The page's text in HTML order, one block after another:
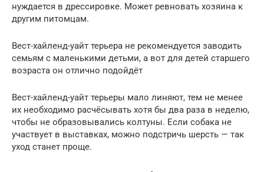
нуждается в дрессировке. Может ревновать хозяина к
другим питомцам.
Вест-хайленд-уайт терьера не рекомендуется заводить
семьям с маленькими детьми, а вот для детей старшего
возраста он отлично подойдёт
Вест-хайленд-уайт терьеры мало линяют, тем не менее
их необходимо расчёсывать хотя бы два раза в неделю,
чтобы не образовывались колтуны. Если собака не
участвует в выставках, можно подстричь шерсть — так
уход станет проще.